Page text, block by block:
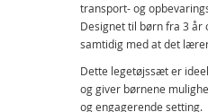
transport- og
Designet til børn fra 3
samtidig med at det
Dette legetøjssæt er
og giver børnene
og engagerende setting.